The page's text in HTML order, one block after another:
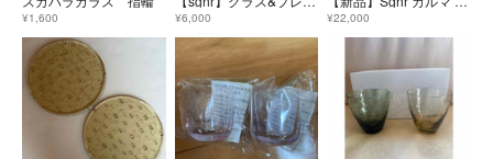
¥1,600 ¥6,000 ¥22,000